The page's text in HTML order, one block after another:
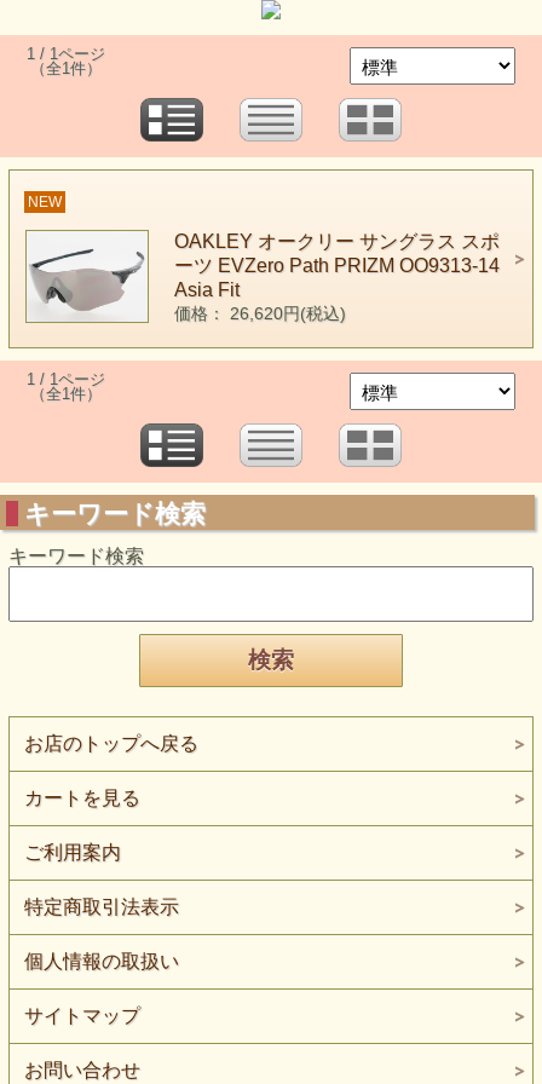
1 / 1ページ
（全1件）
NEW
OAKLEY オークリー サングラス スポ
ーツ EVZero Path PRIZM OO9313-14
Asia Fit
価格： 26,620円(税込)
1 / 1ページ
（全1件）
キーワード検索
キーワード検索
お店のトップへ戻る
カートを見る
ご利用案内
特定商取引法表示
個人情報の取扱い
サイトマップ
お問い合わせ